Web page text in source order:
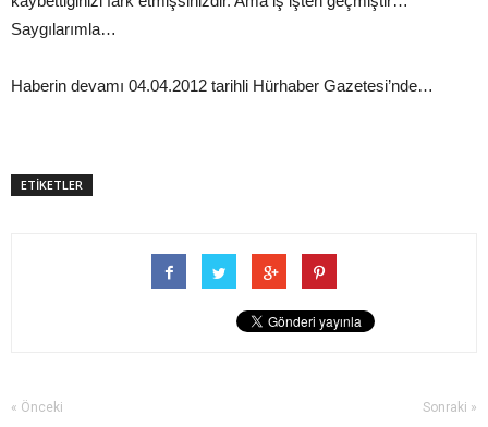
Saygılarımla…
Haberin devamı 04.04.2012 tarihli Hürhaber Gazetesi’nde…
ETİKETLER
« Önceki Sonraki »